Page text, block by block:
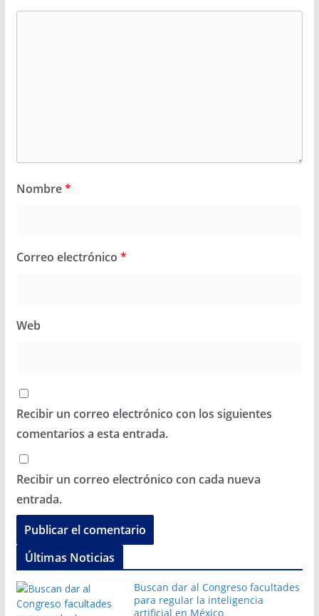
Nombre*
Correo electrónico *
Web
Recibir un correo electrónico con los siguientes
comentarios a esta entrada.
Recibir un correo electrónico con cada nueva
entrada.
Últimas Noticias
Buscan dar al Congreso facultades
para regular la inteligencia
artificial en México